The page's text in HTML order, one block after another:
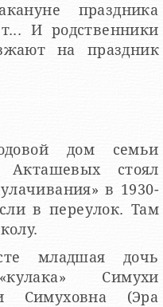
праздника
И родственники
на праздник
дом семьи
стоял
в 1930-
в переулок. Там
младшая дочь
Симухи
Симуховна (Эра